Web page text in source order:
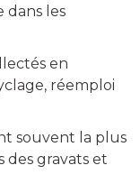
dans les
en
réemploi
souvent la plus
des gravats et